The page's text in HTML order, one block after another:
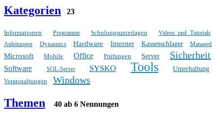
Kategorien 23
Informationen Programme Schulungsunterlagen
Videos und Tutorials
Anleitungen
Dynamics Hardware Internet Kassenschlager Managed
Microsoft Mobile Office Prüfungen Server Sicherheit
Software SQL-Server SYSKO Tools
Unterhaltung
Veranstaltungen
Windows
Themen 40 ab 6 Nennungen